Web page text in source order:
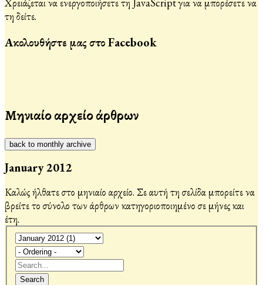
τη δείτε.
Ακολουθήστε μας στο Facebook
Μηνιαίο αρχείο άρθρων
back to monthly archive
January 2012
Καλώς ήλθατε στο μηνιαίο αρχείο. Σε αυτή τη σελίδα μπορείτε να
βρείτε το σύνολο των άρθρων κατηγοριοποιημένο σε μήνες και
έτη.
Search